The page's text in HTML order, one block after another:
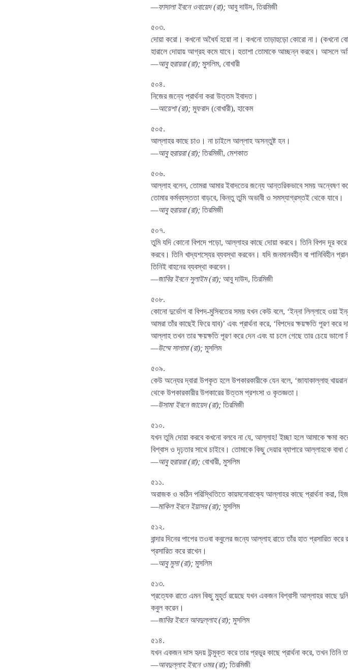
—ফাদালা ইবনে ওবায়েদ (রা); আবু দাউদ, তিরমিজী
৫০৩.
দোয়া করো। কখনো অধৈর্য হয়ো না। কখনো তাড়াহুড়ো কোরো না। (কখনো
হারালে দোয়ায় আগ্রহ কমে যাবে। হতাশা তোমাকে আচ্ছন্ন করবে। আসলে
—আবু হুরায়রা (রা); মুসলিম, বোখারী
৫০৪.
নিজের জন্যে প্রার্থনা করা উত্তম ইবাদত।
—আয়েশা (রা); মুফরাদ (বোখারী), হাকেম
৫০৫.
আল্লাহর কাছে চাও। না চাইলে আল্লাহ অসন্তুষ্ট হন।
—আবু হুরায়রা (রা); তিরমিজী, মেশকাত
৫০৬.
আল্লাহ বলেন, তোমরা আমার ইবাদতের জন্যে আন্তরিকভাবে সময় অন্বেষণ
তোমার কর্মব্যস্ততা বাড়বে, কিন্তু তুমি অভাবী ও সমস্যাগ্রস্তই থেকে যাবে।
—আবু হুরায়রা (রা); তিরমিজী
৫০৭.
তুমি যদি কোনো বিপদে পড়ো, আল্লাহর কাছে দোয়া করবে। তিনি বিপদ দূর করে
করবে। তিনি খাদ্যশস্যের ব্যবস্থা করবেন। যদি জনমানবহীন বা পানিবিহীন
তিনিই বাহনের ব্যবস্থা করবেন।
—জাবির ইবনে সুলাইম (রা); আবু দাউদ, তিরমিজী
৫০৮.
কোনো দুর্ভোগ বা বিপদ-মুসিবতের সময় যখন কেউ বলে, ‘ইন্না লিল্লাহে ওয়া
আমরা তাঁর কাছেই ফিরে যাব)’ এবং প্রার্থনা করে, ‘বিপদের ক্ষয়ক্ষতি পূরণ
আল্লাহ তখন তার ক্ষয়ক্ষতি পূরণ করে দেন এবং যা চলে গেছে তার চেয়ে ভালো
—উম্মে সালামা (রা); মুসলিম
৫০৯.
কেউ অন্যের দ্বারা উপকৃত হলে উপকারকারীকে যেন বলে, ‘জাযাকাল্লাহু
থেকে উপকারকারীর উপকারের উত্তম প্রশংসা ও কৃতজ্ঞতা।
—উসামা ইবনে জায়েদ (রা); তিরমিজী
৫১০.
যখন তুমি দোয়া করবে কখনো বলবে না যে, আল্লাহ! ইচ্ছা হলে আমাকে ক্ষমা
বিশ্বাস ও দৃঢ়তার সাথে চাইবে। তোমাকে কিছু দেয়ার ব্যাপারে আল্লাহকে বাধা
—আবু হুরায়রা (রা); বোখারী, মুসলিম
৫১১.
অরাজক ও কঠিন পরিস্থিতিতে কায়মনোবাক্যে আল্লাহর কাছে প্রার্থনা করা,
—মাকিল ইবনে ইয়াসর (রা); মুসলিম
৫১২.
বান্দার দিনের পাপের তওবা কবুলের জন্যে আল্লাহ রাতে তাঁর হাত প্রসারিত
প্রসারিত করে রাখেন।
—আবু মুসা (রা); মুসলিম
৫১৩.
প্রত্যেক রাতে এমন কিছু মুহূর্ত রয়েছে যখন একজন বিশ্বাসী আল্লাহর কাছে
কবুল করেন।
—জাবির ইবনে আবদুল্লাহ (রা); মুসলিম
৫১৪.
যখন একজন দাস হৃদয় উন্মুক্ত করে তার প্রভুর কাছে প্রার্থনা করে, তখন তিনি
—আবদুল্লাহ ইবনে ওমর (রা); তিরমিজী